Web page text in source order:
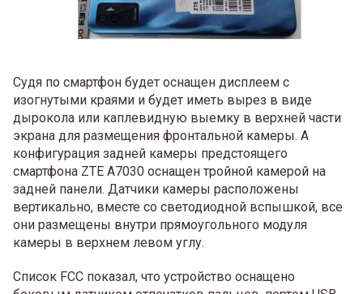
Судя по смартфон будет оснащен дисплеем с
изогнутыми краями и будет иметь вырез в виде
дырокола или каплевидную выемку в верхней части
экрана для размещения фронтальной камеры. А
конфигурация задней камеры предстоящего
смартфона ZTE A7030 оснащен тройной камерой на
задней панели. Датчики камеры расположены
вертикально, вместе со светодиодной вспышкой, все
они размещены внутри прямоугольного модуля
камеры в верхнем левом углу.
Список FCC показал, что устройство оснащено